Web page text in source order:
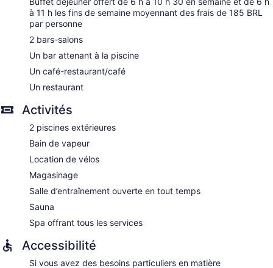
toilette (gratuits) et séchoir à cheveux. Les clients peuvent
accéder à Internet gratuitement par une connexion sans fil.
De plus, les chambres comprennent une cafetière à espresso
et cafetière-théière. Commodités fournies sur demande :
changement des serviettes (sur demande) et changement
de la literie (sur demande). L'entretien ménager est assuré
proposés incluent des soins du visage, des exfoliations, des
soins du corps et des manucures et pédicures. Le spa est
doté des commodités suivantes : sauna et spa. Le spa est
ouvert tous les jours.
à 11 h les fins de semaine moyennant des frais de 185 BRL
par personne
2 bars-salons
Un bar attenant à la piscine
Un café-restaurant/café
Un restaurant
Activités
2 piscines extérieures
Bain de vapeur
Location de vélos
Magasinage
Salle d’entraînement ouverte en tout temps
Sauna
Spa offrant tous les services
Accessibilité
Si vous avez des besoins particuliers en matière